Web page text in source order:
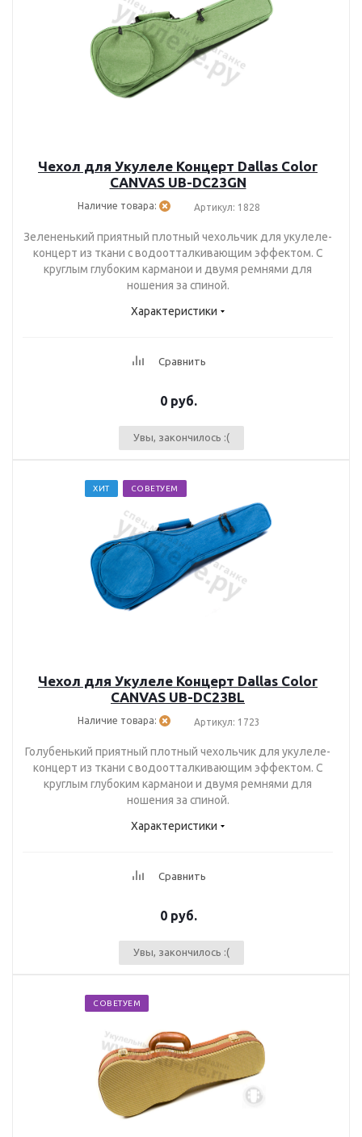
Чехол для Укулеле Концерт Dallas Color
CANVAS UB-DC23GN
Наличие товара: Артикул: 1828
Зелененький приятный плотный чехольчик для укулеле-
концерт из ткани с водоотталкивающим эффектом. С
круглым глубоким карманои и двумя ремнями для
ношения за спиной.
Характеристики
Сравнить
0 руб.
Увы, закончилось :(
ХИТ СОВЕТУЕМ
Чехол для Укулеле Концерт Dallas Color
CANVAS UB-DC23BL
Наличие товара: Артикул: 1723
Голубенький приятный плотный чехольчик для укулеле-
концерт из ткани с водоотталкивающим эффектом. С
круглым глубоким карманои и двумя ремнями для
ношения за спиной.
Характеристики
Сравнить
0 руб.
Увы, закончилось :(
СОВЕТУЕМ